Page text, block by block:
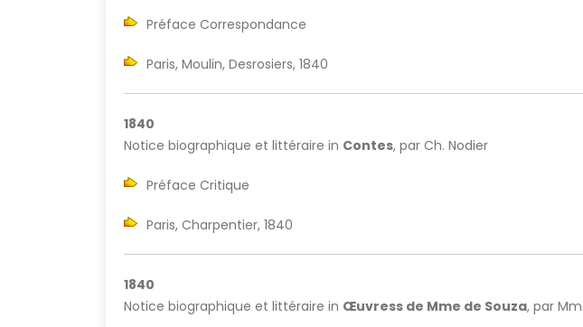
Préface Correspondance
Paris, Moulin, Desrosiers, 1840
1840
Notice biographique et littéraire in Contes, par Ch. Nodier
Préface Critique
Paris, Charpentier, 1840
1840
Notice biographique et littéraire in Œuvress de Mme de Souza, par